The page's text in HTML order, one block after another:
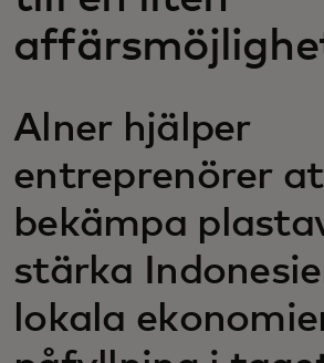
Alner hjälper
entreprenörer
bekämpa
stärka
lokala